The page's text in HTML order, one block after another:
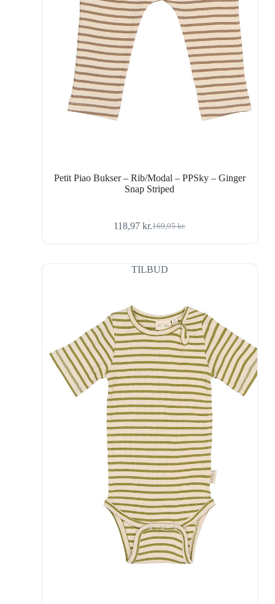
Petit Piao Bukser – Rib/Modal – PPSky – Ginger
Snap Striped
169,95kr.
Den
var:
169,95 kr..
118,97kr.Den
er:
118,97 kr..
TILBUD